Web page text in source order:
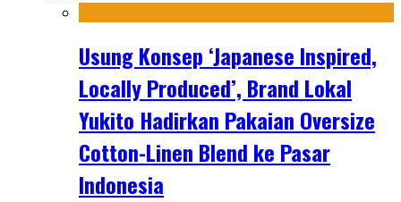
Usung Konsep ‘Japanese Inspired,
Locally Produced’, Brand Lokal
Yukito Hadirkan Pakaian Oversize
Cotton-Linen Blend ke Pasar
Indonesia